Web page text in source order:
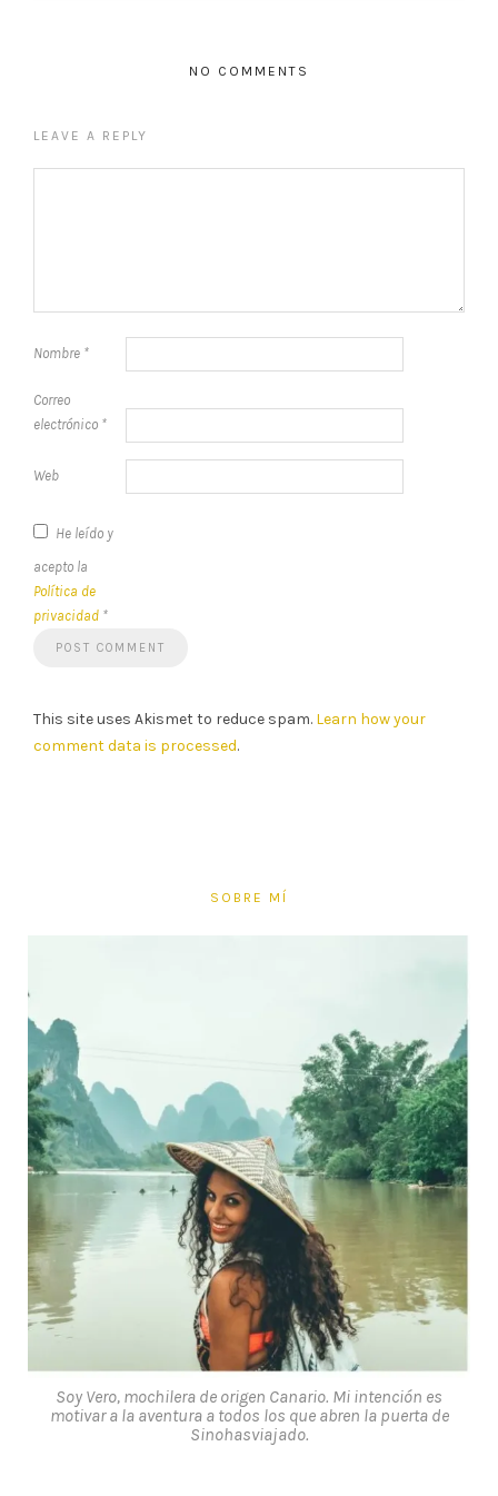
NO COMMENTS
LEAVE A REPLY
Nombre *
Correo
electrónico *
Web
He leído y
acepto la
Política de
privacidad *
This site uses Akismet to reduce spam. Learn how your
comment data is processed.
SOBRE MÍ
Soy Vero, mochilera de origen Canario. Mi intención es
motivar a la aventura a todos los que abren la puerta de
Sinohasviajado.